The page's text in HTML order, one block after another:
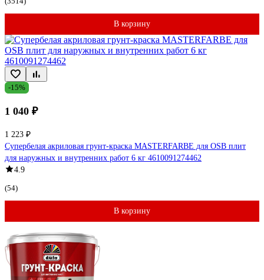
В корзину
-15%
1 040 ₽
1 223 ₽
Супербелая акриловая грунт-краска MASTERFARBE для OSB плит
для наружных и внутренних работ 6 кг 4610091274462
4.9
(54)
В корзину